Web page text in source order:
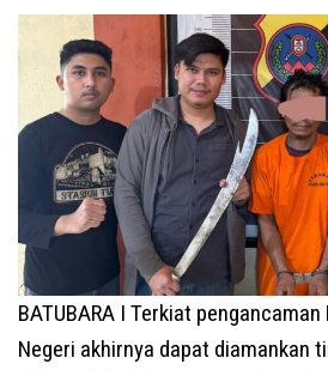
BATUBARA I Terkiat
Negeri akhirnya dapat diamankan